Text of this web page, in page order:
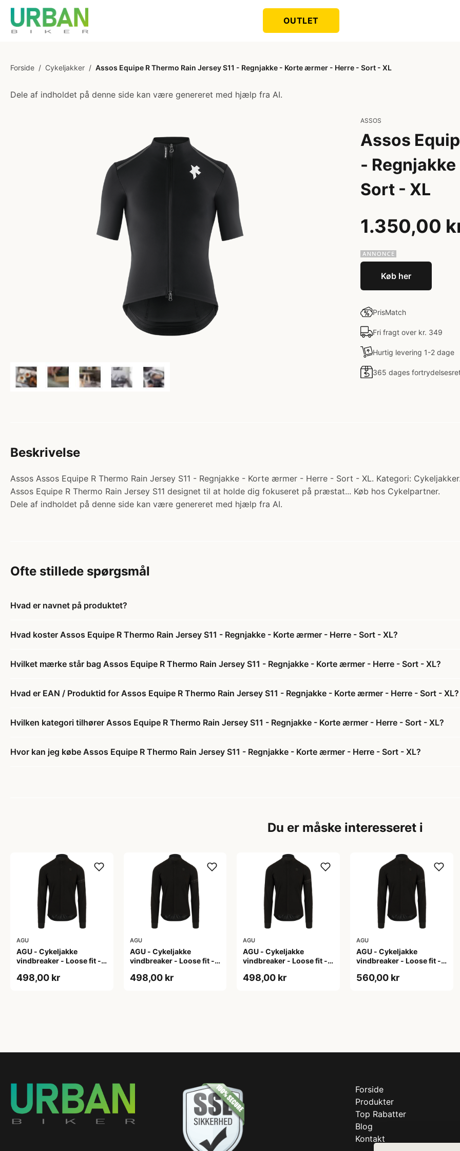
OUTLET
Forside / Cykeljakker / Assos Equipe R Thermo Rain Jersey S11 - Regnjakke - Korte ærmer - Herre - Sort - XL
Dele af indholdet på denne side kan være genereret med hjælp fra AI.
ASSOS
Assos
-
Sort - XL
1.350,00
Køb her
PrisMatch
Fri fragt over kr. 349
Hurtig levering 1-2 dage
365 dages
Beskrivelse
Assos Assos Equipe R Thermo Rain Jersey S11 - Regnjakke - Korte ærmer - Herre - Sort - XL. Kategori:
Assos Equipe R Thermo Rain Jersey S11 designet til at holde dig fokuseret på præstat... Køb hos Cykelpartner.
Dele af indholdet på denne side kan være genereret med hjælp fra AI.
Ofte stillede spørgsmål
Hvad er navnet på produktet?
Hvad koster Assos Equipe R Thermo Rain Jersey S11 - Regnjakke - Korte ærmer - Herre - Sort - XL?
Hvilket mærke står bag Assos Equipe R Thermo Rain Jersey S11 - Regnjakke - Korte ærmer - Herre - Sort - XL?
Hvad er EAN / Produktid for Assos Equipe R Thermo Rain Jersey S11 - Regnjakke - Korte ærmer - Herre - Sort - XL?
Hvilken kategori tilhører Assos Equipe R Thermo Rain Jersey S11 - Regnjakke - Korte ærmer - Herre - Sort - XL?
Hvor kan jeg købe Assos Equipe R Thermo Rain Jersey S11 - Regnjakke - Korte ærmer - Herre - Sort - XL?
Du er måske interesseret i
AGU
AGU - Cykeljakke
vindbreaker - Loose fit -
498,00 kr
AGU
AGU - Cykeljakke
vindbreaker - Loose fit -
498,00 kr
AGU
AGU - Cykeljakke
vindbreaker - Loose fit -
498,00 kr
AGU
AGU - Cykeljakke
vindbreaker - Loose fit -
560,00 kr
Forside
Produkter
Top Rabatter
Blog
Kontakt